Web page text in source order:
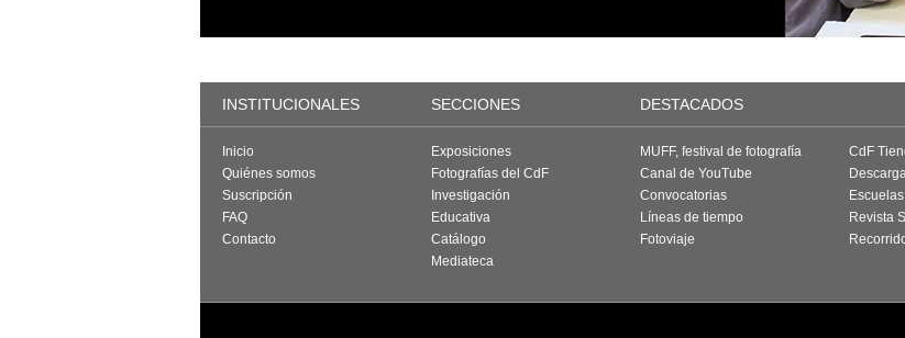
INSTITUCIONALES SECCIONES DESTACADOS
Inicio
Quiénes somos
Suscripción
FAQ
Contacto
Exposiciones
Fotografías del CdF
Investigación
Educativa
Catálogo
Mediateca
MUFF, festival de fotografía
Canal de YouTube
Convocatorias
Líneas de tiempo
Fotoviaje
CdF
Revista